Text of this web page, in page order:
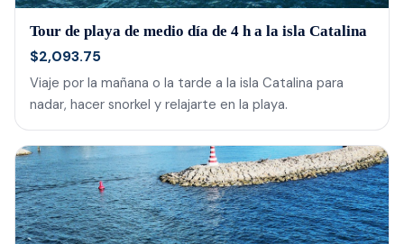
Tour de playa de medio día de 4 h a la isla Catalina
$2,093.75
Viaje por la mañana o la tarde a la isla Catalina para
nadar, hacer snorkel y relajarte en la playa.